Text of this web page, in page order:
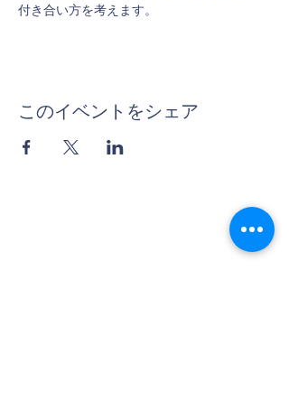
付き合い方を考えます。
このイベントをシェア